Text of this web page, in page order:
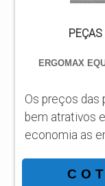
ERGOMAX
Os preços das
bem atrativos
economia as
de